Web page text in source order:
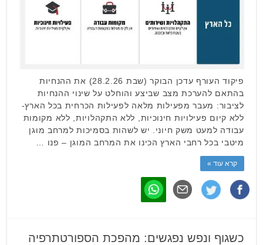
פיקוד העורף עדכן הבוקר (שבת 28.2.26) את ההנחיות
בהתאם להערכת מצב שביצע והוחלט על שינוי ההנחיות
לציבור: מעבר מפעילות מלאה לפעילות הכרחית בכל הארץ-
ללא קיום פעילויות חינוכיות, ללא התקהלויות, ללא מקומות
עבודה למעט משק חיוני. יש לשהות בסמיכות למרחב מוגן
מיטבי בכל רחבי הארץ הכינו את המרחב המוגן – פנו …
קרא עוד »
כשגוף ונפש נפגשים: מהפכת הספורטתרפיה